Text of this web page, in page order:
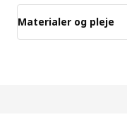
Materialer og pleje